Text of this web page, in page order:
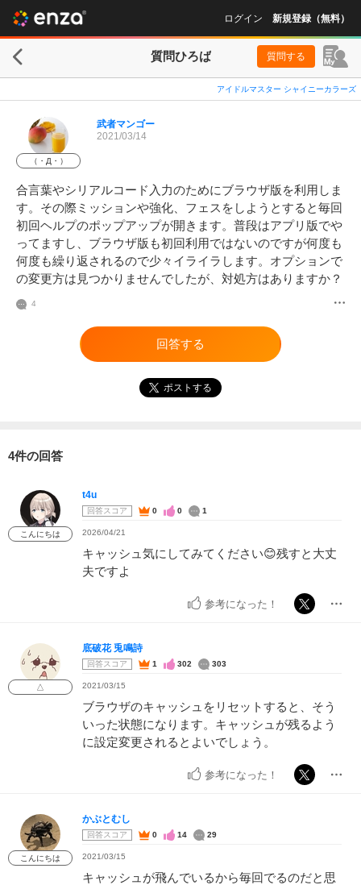
ログイン 新規登録（無料）
質問ひろば 質問する
アイドルマスター シャイニーカラーズ
（・Д・）
武者マンゴー
2021/03/14
合言葉やシリアルコード入力のためにブラウザ版を利用しま
す。その際ミッションや強化、フェスをしようとすると毎回
初回ヘルプのポップアップが開きます。普段はアプリ版でや
ってますし、ブラウザ版も初回利用ではないのですが何度も
何度も繰り返されるので少々イライラします。オプションで
の変更方は見つかりませんでしたが、対処方はありますか？
4
回答する
ポストする
4件の回答
こんにちは
t4u
回答スコア 0 0 1
2026/04/21
キャッシュ気にしてみてください😊残すと大丈
夫ですよ
参考になった！
△
底破花 兎鳴詩
回答スコア 1 302 303
2021/03/15
ブラウザのキャッシュをリセットすると、そう
いった状態になります。キャッシュが残るよう
に設定変更されるとよいでしょう。
参考になった！
こんにちは
かぶとむし
回答スコア 0 14 29
2021/03/15
キャッシュが飛んでいるから毎回でるのだと思